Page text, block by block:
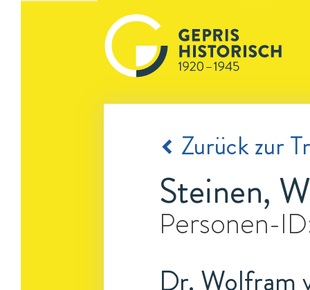
Zurück zur
Steinen,
Personen-
Dr. Wolfram